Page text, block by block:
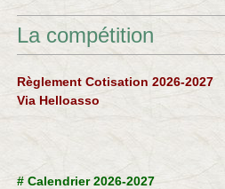
La compétition
Règlement Cotisation 2026-2027
Via Helloasso
# Calendrier 2026-2027